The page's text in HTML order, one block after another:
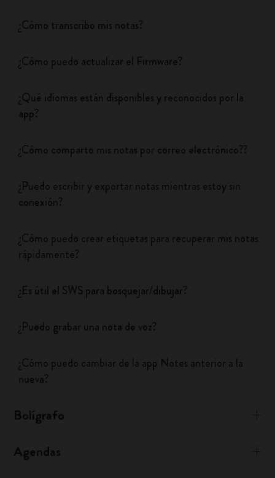
¿Cómo transcribo mis notas?
¿Cómo puedo actualizar el Firmware?
¿Qué idiomas están disponibles y reconocidos por la
app?
¿Cómo comparto mis notas por correo electrónico??
¿Puedo escribir y exportar notas mientras estoy sin
conexión?
¿Cómo puedo crear etiquetas para recuperar mis notas
rápidamente?
¿Es útil el SWS para bosquejar/dibujar?
¿Puedo grabar una nota de voz?
¿Cómo puedo cambiar de la app Notes anterior a la
nueva?
Bolígrafo
Agendas